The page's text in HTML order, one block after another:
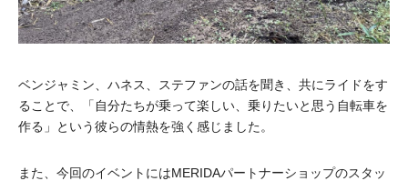
ベンジャミン、ハネス、ステファンの話を聞き、共にライドをす
ることで、「自分たちが乗って楽しい、乗りたいと思う自転車を
作る」という彼らの情熱を強く感じました。
また、今回のイベントにはMERIDAパートナーショップのスタッ